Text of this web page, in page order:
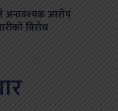
अनावश्यक आरोप
विरोध